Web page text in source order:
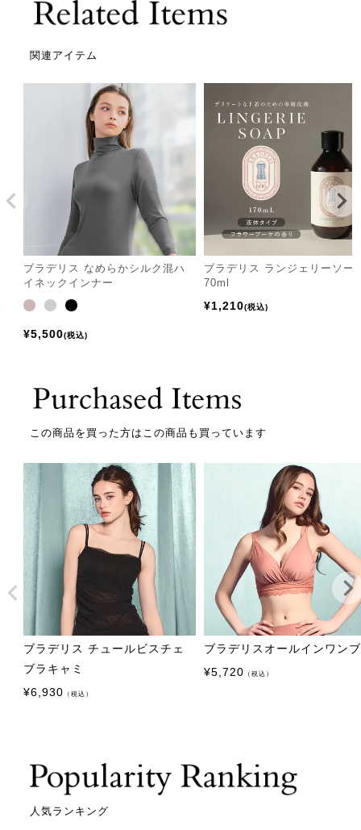
関連アイテム
ブラデリス なめらかシルク混ハ
イネックインナー
¥5,500 税込
ブラデリス ランジェリーソー
70ml
¥1,210 税込
この商品を買った方はこの商品も買っています
ブラデリス チュールビスチェ
ブラキャミ
¥6,930 （税込）
ブラデリスオールインワン
¥5,720 （税込）
人気ランキング